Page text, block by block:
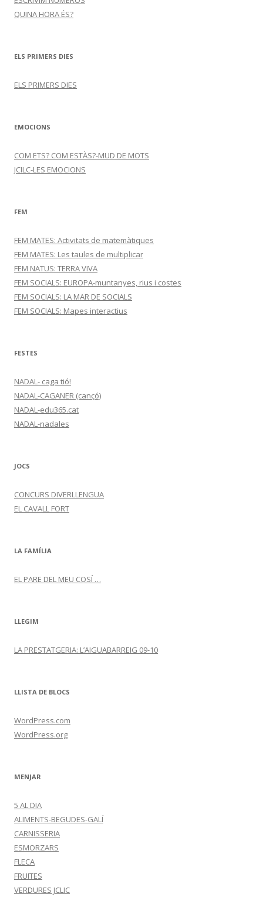
QUINA HORA ÉS?
ELS PRIMERS DIES
ELS PRIMERS DIES
EMOCIONS
COM ETS? COM ESTÀS?-MUD DE MOTS
JCILC-LES EMOCIONS
FEM
FEM MATES: Activitats de matemàtiques
FEM MATES: Les taules de multiplicar
FEM NATUS: TERRA VIVA
FEM SOCIALS: EUROPA-muntanyes, rius i costes
FEM SOCIALS: LA MAR DE SOCIALS
FEM SOCIALS: Mapes interactius
FESTES
NADAL- caga tió!
NADAL-CAGANER (cançó)
NADAL-edu365.cat
NADAL-nadales
JOCS
CONCURS DIVERLLENGUA
EL CAVALL FORT
LA FAMÍLIA
EL PARE DEL MEU COSÍ …
LLEGIM
LA PRESTATGERIA: L’AIGUABARREIG 09-10
LLISTA DE BLOCS
WordPress.com
WordPress.org
MENJAR
5 AL DIA
ALIMENTS-BEGUDES-GALÍ
CARNISSERIA
ESMORZARS
FLECA
FRUITES
VERDURES JCLIC